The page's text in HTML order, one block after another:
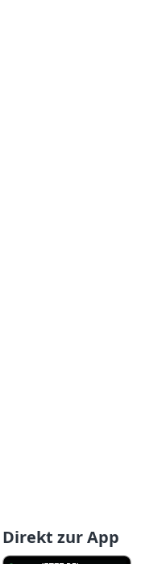
Direkt zur App